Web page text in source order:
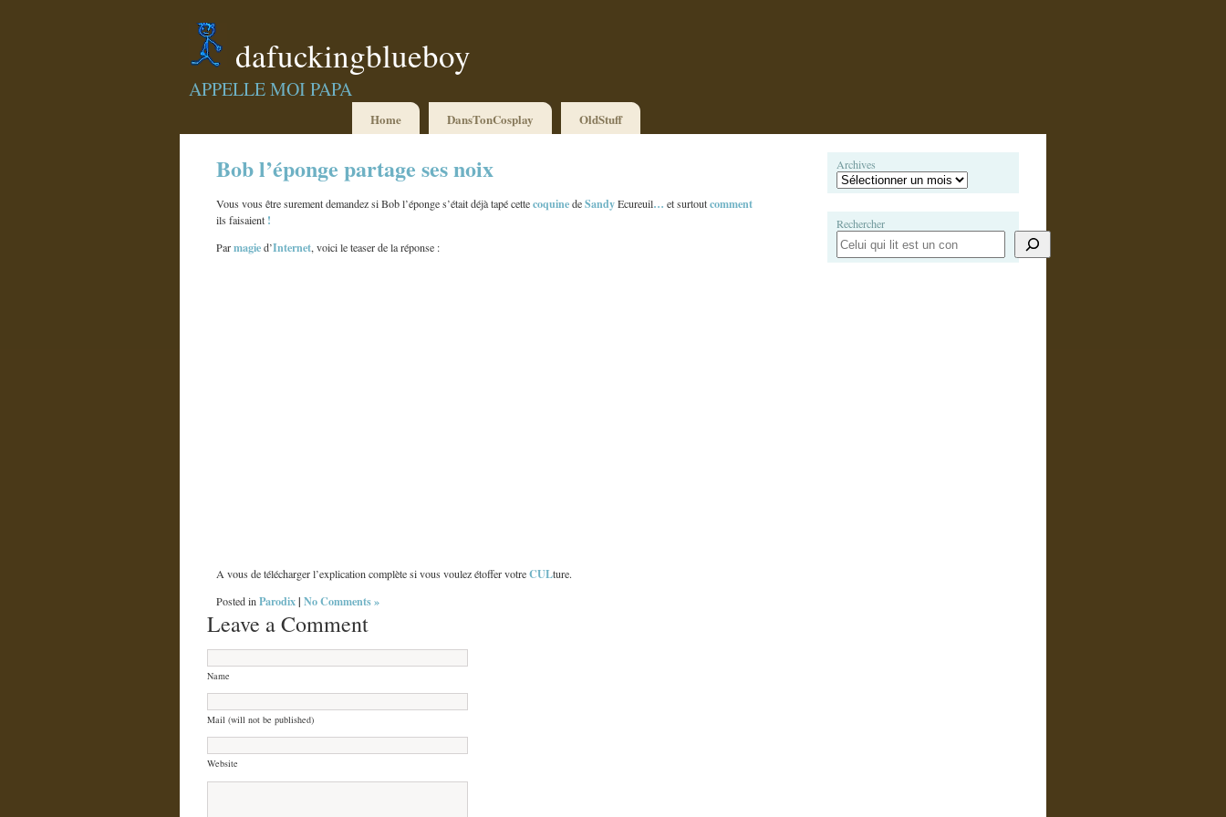
dafuckingblueboy
APPELLE MOI PAPA
Home DansTonCosplay OldStuff
Bob l’éponge partage ses noix
Vous vous être surement demandez si Bob l’éponge s’était déjà tapé cettecoquinedeSandyEcureuil… et surtoutcomment
ils faisaient !
Parmagied’Internet, voici le teaser de la réponse :
A vous de télécharger l’explication complète si vous voulez étoffer votreCULture.
Posted inParodix| No Comments »
Leave a Comment
Name
Mail (will not be published)
Website
Archives
Rechercher